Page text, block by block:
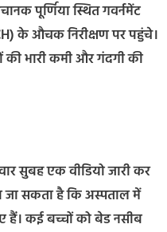
पूर्णिया स्थित गवर्नमेंट
के औचक निरीक्षण पर पहुंचे।
की भारी कमी और गंदगी की
सुबह एक वीडियो जारी कर
जा सकता है कि अस्पताल में
हैं। कई बच्चों को बेड नसीब